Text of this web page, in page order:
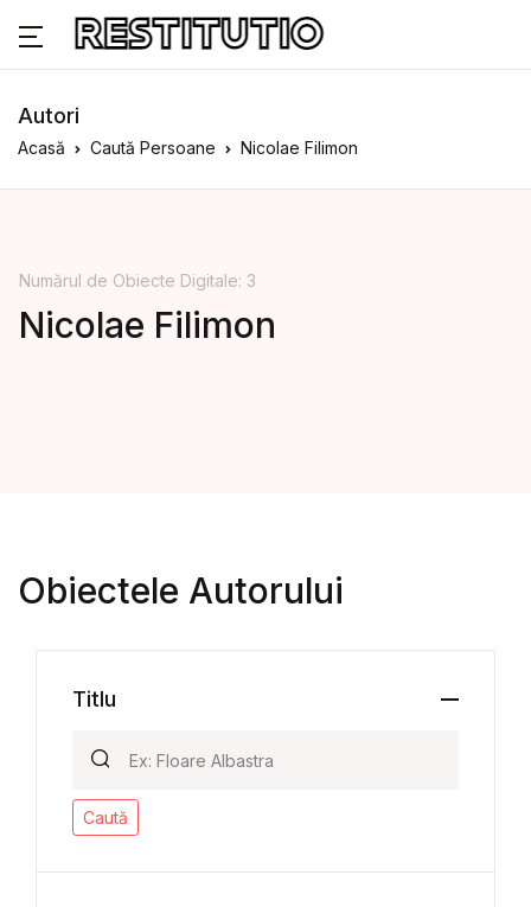
Autori
Acasă Caută Persoane Nicolae Filimon
Numărul de Obiecte Digitale: 3
Nicolae Filimon
Obiectele Autorului
Titlu
Caută